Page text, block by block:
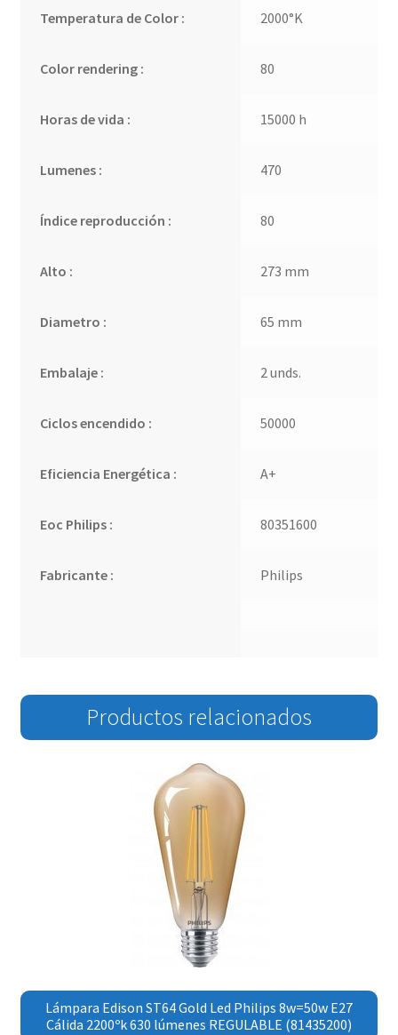
Temperatura de Color : 2000°K
Color rendering : 80
Horas de vida : 15000 h
Lumenes : 470
Índice reproducción : 80
Alto : 273 mm
Diametro : 65 mm
Embalaje : 2 unds.
Ciclos encendido : 50000
Eficiencia Energética : A+
Eoc Philips : 80351600
Fabricante : Philips
Productos relacionados
Lámpara Edison ST64 Gold Led Philips 8w=50w E27
Cálida 2200ºk 630 lúmenes REGULABLE (81435200)